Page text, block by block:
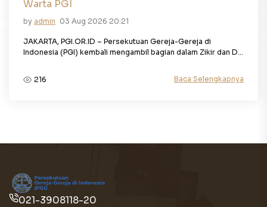
Warta PGI
by admin 03 Aug 2026 20:21
JAKARTA, PGI.OR.ID – Persekutuan Gereja-Gereja di
Indonesia (PGI) kembali mengambil bagian dalam Zikir dan D...
216 Baca Selengkapnya
021-3908118-20